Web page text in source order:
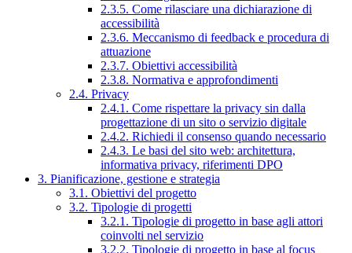
2.3.5. Come rilasciare una dichiarazione di
accessibilità
2.3.6. Meccanismo di feedback e procedura di
attuazione
2.3.7. Obiettivi accessibilità
2.3.8. Normativa e approfondimenti
2.4. Privacy
2.4.1. Come rispettare la privacy sin dalla
progettazione di un sito o servizio digitale
2.4.2. Richiedi il consenso quando necessario
2.4.3. Le basi del sito web: architettura,
informativa privacy, riferimenti DPO
3. Pianificazione, gestione e strategia
3.1. Obiettivi del progetto
3.2. Tipologie di progetti
3.2.1. Tipologie di progetto in base agli attori
coinvolti nel servizio
3.2.2. Tipologie di progetto in base al focus